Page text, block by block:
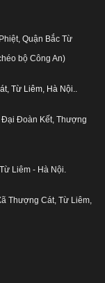
Quận Bắc Từ
bộ Công An)
Từ Liêm, Hà Nội.
Đoàn Kết, Thượng
Liêm - Hà Nội.
Thượng Cát, Từ Liêm,